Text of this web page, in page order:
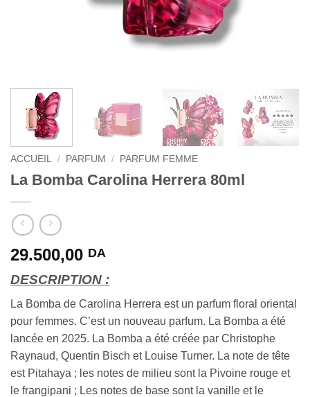
ACCUEIL / PARFUM / PARFUM FEMME
La Bomba Carolina Herrera 80ml
29.500,00 DA
DESCRIPTION :
La Bomba de Carolina Herrera est un parfum floral oriental
pour femmes. C’est un nouveau parfum. La Bomba a été
lancée en 2025. La Bomba a été créée par Christophe
Raynaud, Quentin Bisch et Louise Turner. La note de tête
est Pitahaya ; les notes de milieu sont la Pivoine rouge et
le frangipani ; Les notes de base sont la vanille et le